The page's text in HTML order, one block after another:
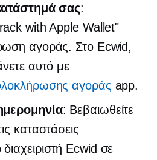
σας:
with Apple Wallet"
αγοράς. Στο Ecwid,
αυτό με
αγοράς app.
: Βεβαιωθείτε
καταστάσεις
Ecwid σε